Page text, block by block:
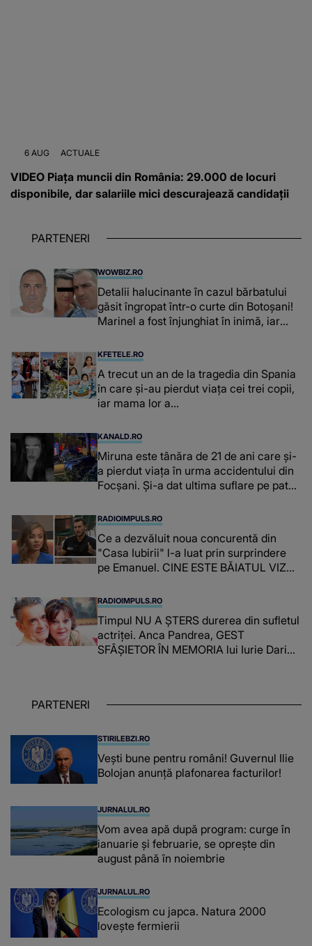
6 AUG ACTUALE
VIDEO Piața muncii din România: 29.000 de locuri
disponibile, dar salariile mici descurajează candidații
PARTENERI
WOWBIZ.RO
Detalii halucinante în cazul bărbatului
găsit îngropat într-o curte din Botoșani!
Marinel a fost înjunghiat în inimă, iar
suspecți
KFETELE.RO
A trecut un an de la tragedia din Spania
în care și-au pierdut viața cei trei copii,
iar mama lor a…
KANALD.RO
Miruna este tânăra de 21 de ani care și-
a pierdut viața în urma accidentului din
Focșani. Și-a dat ultima suflare pe patul
RADIOIMPULS.RO
Ce a dezvăluit noua concurentă din
"Casa Iubirii" l-a luat prin surprindere
pe Emanuel. CINE ESTE BĂIATUL VIZAT
faptului împlinit, A RECUNOSCUT
IMEDIAT: "Am avut..."
RADIOIMPULS.RO
Timpul NU A ȘTERS durerea din sufletul
actriței. Anca Pandrea, GEST
SFÂȘIETOR ÎN MEMORIA lui Iurie Darie:
PARTENERI
STIRILEBZI.RO
Vești bune pentru români! Guvernul Ilie
Bolojan anunță plafonarea facturilor!
JURNALUL.RO
Vom avea apă după program: curge în
ianuarie și februarie, se oprește din
august până în noiembrie
JURNALUL.RO
Ecologism cu japca. Natura 2000
lovește fermierii